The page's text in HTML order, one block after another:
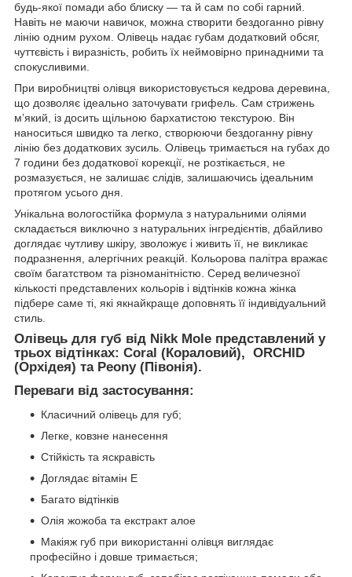
будь-якої помади або блиску — та й сам по собі гарний.
Навіть не маючи навичок, можна створити бездоганно рівну
лінію одним рухом. Олівець надає губам додатковий обсяг,
чуттєвість і виразність, робить їх неймовірно принадними та
спокусливими.
При виробництві олівця використовується кедрова деревина,
що дозволяє ідеально заточувати грифель. Сам стрижень
м’який, із досить щільною бархатистою текстурою. Він
наноситься швидко та легко, створюючи бездоганну рівну
лінію без додаткових зусиль. Олівець тримається на губах до
7 години без додаткової корекції, не розтікається, не
розмазується, не залишає слідів, залишаючись ідеальним
протягом усього дня.
Унікальна вологостійка формула з натуральними оліями
складається виключно з натуральних інгредієнтів, дбайливо
доглядає чутливу шкіру, зволожує і живить її, не викликає
подразнення, алергічних реакцій. Кольорова палітра вражає
своїм багатством та різноманітністю. Серед величезної
кількості представлених кольорів і відтінків кожна жінка
підбере саме ті, які якнайкраще доповнять її індивідуальний
стиль.
Олівець для губ від Nikk Mole представлений у
трьох відтінках: Coral (Кораловий), ORCHID
(Орхідея) та Peony (Півонія).
Переваги від застосування:
Класичний олівець для губ;
Легке, ковзне нанесення
Стійкість та яскравість
Доглядає вітамін Е
Багато відтінків
Олія жожоба та екстракт алое
Макіяж губ при використанні олівця виглядає
професійно і довше тримається;